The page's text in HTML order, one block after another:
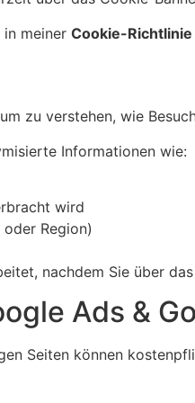
meiner Cookie-Richtlinie
zu verstehen, wie
Informationen wie:
wird
Region)
nachdem Sie über
Ads &
Seiten können